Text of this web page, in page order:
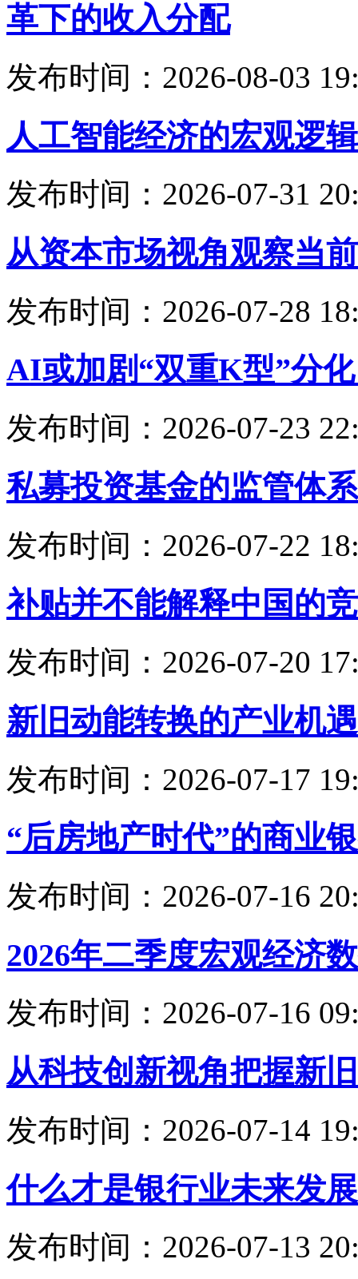
革下的收入分配
发布时间：2026-08-03
人工智能经济的宏观逻
发布时间：2026-07-31
从资本市场视角观察当
发布时间：2026-07-28
AI或加剧“双重K型”分
发布时间：2026-07-23
私募投资基金的监管体
发布时间：2026-07-22
补贴并不能解释中国的
发布时间：2026-07-20
新旧动能转换的产业机
发布时间：2026-07-17
“后房地产时代”的商业
发布时间：2026-07-16
2026年二季度宏观经济
发布时间：2026-07-16
从科技创新视角把握新
发布时间：2026-07-14
什么才是银行业未来发
发布时间：2026-07-13